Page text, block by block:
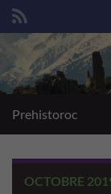
Prehistoroc
OCTOBRE